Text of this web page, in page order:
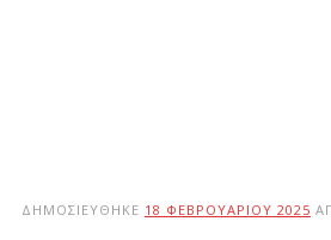
ΔΗΜΟΣΙΕΎΘΗΚΕ 18 ΦΕΒΡΟΥΑΡΊΟΥ 2025